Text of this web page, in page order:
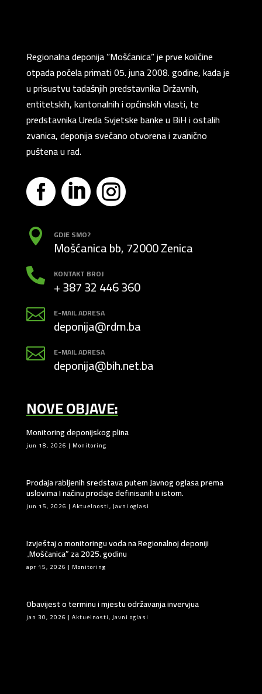
Regionalna deponija ”Mošćanica” je prve količine
otpada počela primati 05. juna 2008. godine, kada je
u prisustvu tadašnjih predstavnika Državnih,
entitetskih, kantonalnih i općinskih vlasti, te
predstavnika Ureda Svjetske banke u BiH i ostalih
zvanica, deponija svečano otvorena i zvanično
puštena u rad.
  
 GDJE SMO?
Mošćanica bb, 72000 Zenica
 KONTAKT BROJ
+ 387 32 446 360
 E-MAIL ADRESA
deponija@rdm.ba
 E-MAIL ADRESA
deponija@bih.net.ba
NOVE OBJAVE:
Monitoring deponijskog plina
jun 18, 2026 | Monitoring
Prodaja rabljenih sredstava putem Javnog oglasa prema
uslovima I načinu prodaje definisanih u istom.
jun 15, 2026 | Aktuelnosti, Javni oglasi
Izvještaj o monitoringu voda na Regionalnoj deponiji
„Mošćanica” za 2025. godinu
apr 15, 2026 | Monitoring
Obavijest o terminu i mjestu održavanja invervjua
jan 30, 2026 | Aktuelnosti, Javni oglasi